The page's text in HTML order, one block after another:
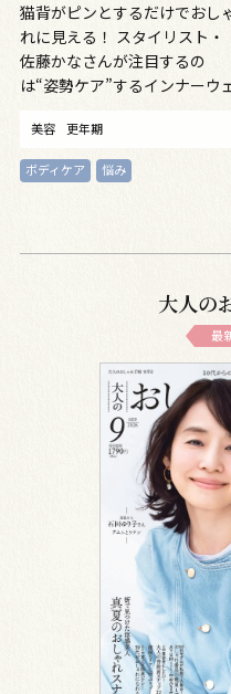
猫背がピンとするだけでおし
れに見える！ スタイリスト・
佐藤かなさんが注目するの
は“姿勢ケア”するインナーウ
美容 更年期
ボディケア 悩み
大人の
最